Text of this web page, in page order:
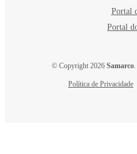
Portal
Portal
© Copyright 2026 Samarco.
Política de Privacidade